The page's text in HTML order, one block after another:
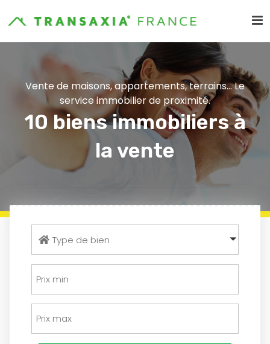
Vente de maisons, appartements, terrains... Le
service immobilier de proximité.
10 biens immobiliers à
la vente
Type de bien